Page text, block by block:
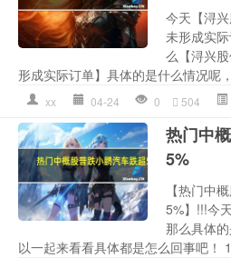
今天【浔
未形成实
么【浔兴
形成实际订单】具体的是什么情况呢
xx 04-24 0 504
热门中
5%
【热门中
5%】!!!今
那么具体
以一起来看看具体都是怎么回事吧！